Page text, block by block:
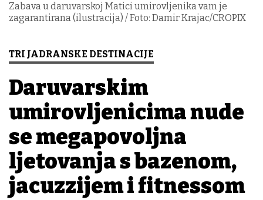
Zabava u daruvarskoj Matici umirovljenika vam je
zagarantirana (ilustracija) / Foto: Damir Krajac/CROPIX
TRI JADRANSKE DESTINACIJE
Daruvarskim
umirovljenicima nude
se megapovoljna
ljetovanja s bazenom,
jacuzzijem i fitnessom